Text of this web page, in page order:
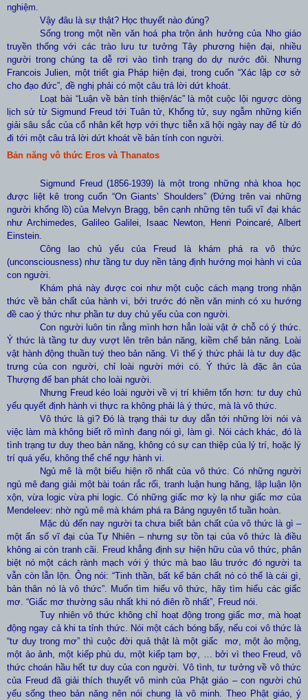
nghiệm.
Vậy đâu là sự thật? Học thuyết nào đúng?
Sống trong một nền văn hoá pha trộn ảnh hưởng của Nho giáo
truyền thống với các trào lưu tư tưởng Tây phương hiện đại, nhiều
người trong chúng ta dễ rơi vào tình trạng do dự nước đôi. Nhưng
Francois Julien, một triết gia Pháp hiện đại, trong cuốn “Xác lập cơ sở
cho đạo đức” , đề nghị phải có một câu trả lời dứt khoát.
Loạt bài “Luận về bản tính thiện/ác” là một cuộc lội ngược dòng
lịch sử từ Sigmund Freud tới Tuân tử, Khổng tử, suy ngẫm những kiến
giải sâu sắc của cổ nhân kết hợp với thực tiễn xã hội ngày nay để từ đó
đi tới một câu trả lời dứt khoát về bản tính con người.
Bản năng vô thức Eros và Thanatos
Sigmund Freud (1856-1939) là một trong những nhà khoa học
được liệt kê trong cuốn “On Giants’ Shoulders” (Đứng trên vai những
người khổng lồ) của Melvyn Bragg, bên cạnh những tên tuổi vĩ đại khác
như Archimedes, Galileo Galilei, Isaac Newton, Henri Poincaré, Albert
Einstein.
Công lao chủ yếu của Freud là khám phá ra vô thức
(unconsciousness) như tầng tư duy nền tảng định hướng mọi hành vi của
con người.
Khám phá này được coi như một cuộc cách mạng trong nhận
thức về bản chất của hành vi, bởi trước đó nền văn minh có xu hướng
đề cao ý thức như phần tư duy chủ yếu của con người.
Con người luôn tin rằng mình hơn hẳn loài vật ở chỗ có ý thức.
Ý thức là tầng tư duy vượt lên trên bản năng, kiềm chế bản năng. Loài
vật hành động thuần tuý theo bản năng. Vì thế ý thức phải là tư duy đặc
trưng của con người, chỉ loài người mới có. Ý thức là đặc ân của
Thượng đế ban phát cho loài người.
Nhưng Freud kéo loài người về vị trí khiêm tốn hơn: tư duy chủ
yếu quyết định hành vi thực ra không phải là ý thức, mà là vô thức.
Vô thức là gì? Đó là trạng thái tư duy dẫn tới những lời nói và
việc làm mà không biết rõ mình đang nói gì, làm gì. Nói cách khác, đó là
tình trạng tư duy theo bản năng, không có sự can thiệp của lý trí, hoặc lý
trí quá yếu, không thể chế ngự hành vi.
Ngủ mê là một biểu hiện rõ nhất của vô thức. Có những người
ngủ mê đang giải một bài toán rắc rối, tranh luận hung hăng, lập luận lộn
xộn, vừa logic vừa phi logic. Có những giấc mơ kỳ lạ như giấc mơ của
Mendeleev: nhờ ngủ mê mà khám phá ra Bảng nguyên tố tuần hoàn.
Mặc dù đến nay người ta chưa biết bản chất của vô thức là gì –
một ẩn số vĩ đại của Tự Nhiên – nhưng sự tồn tại của vô thức là điều
không ai còn tranh cãi. Freud khẳng định sự hiện hữu của vô thức, phân
biệt nó một cách rành mạch với ý thức mà bao lâu trước đó người ta
vẫn còn lẫn lộn. Ông nói: “Tinh thần, bất kể bản chất nó có thể là cái gì,
bản thân nó là vô thức”. Muốn tìm hiểu vô thức, hãy tìm hiểu các giấc
mơ. “Giấc mơ thường sâu nhất khi nó điên rồ nhất”, Freud nói.
Tuy nhiên vô thức không chỉ hoạt động trong giấc mơ, mà hoạt
động ngay cả khi ta tỉnh thức. Nói một cách bóng bẩy, nếu coi vô thức là
“tư duy trong mơ” thì cuộc đời quả thật là một giấc mơ, một ảo mộng,
một ảo ảnh, một kiếp phù du, một kiếp tạm bợ, … bởi vì theo Freud, vô
thức choán hầu hết tư duy của con người. Vô tình, tư tưởng về vô thức
của Freud đã giải thích thuyết vô minh của Phật giáo – con người chủ
yếu sống theo bản năng nên nói chung là vô minh. Theo Phật giáo, ý